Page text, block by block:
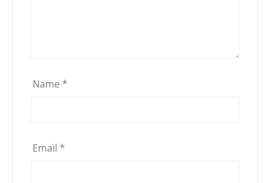
Name *
Email *